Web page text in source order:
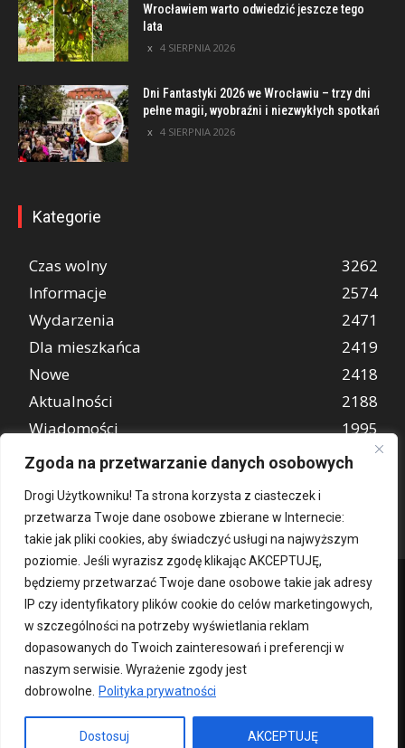
Zgoda na przetwarzanie danych osobowych
Drogi Użytkowniku! Ta strona korzysta z ciasteczek i
przetwarza Twoje dane osobowe zbierane w Internecie:
takie jak pliki cookies, aby świadczyć usługi na najwyższym
poziomie. Jeśli wyrazisz zgodę klikając AKCEPTUJĘ,
będziemy przetwarzać Twoje dane osobowe takie jak adresy
IP czy identyfikatory plików cookie do celów marketingowych,
w szczególności na potrzeby wyświetlania reklam
dopasowanych do Twoich zainteresowań i preferencji w
naszym serwisie. Wyrażenie zgody jest
dobrowolne.
Polityka prywatności
Dostosuj AKCEPTUJĘ
Wrocławiem warto odwiedzić jeszcze tego
lata
4 SIERPNIA 2026
Dni Fantastyki 2026 we Wrocławiu – trzy dni
pełne magii, wyobraźni i niezwykłych spotkań
4 SIERPNIA 2026
Kategorie
Czas wolny
3262
Informacje
2574
Wydarzenia
2471
Dla mieszkańca
2419
Nowe
2418
Aktualności
2188
Wiadomości
1995
REKLAMA
847
Kontakt O nas Patronat medialny